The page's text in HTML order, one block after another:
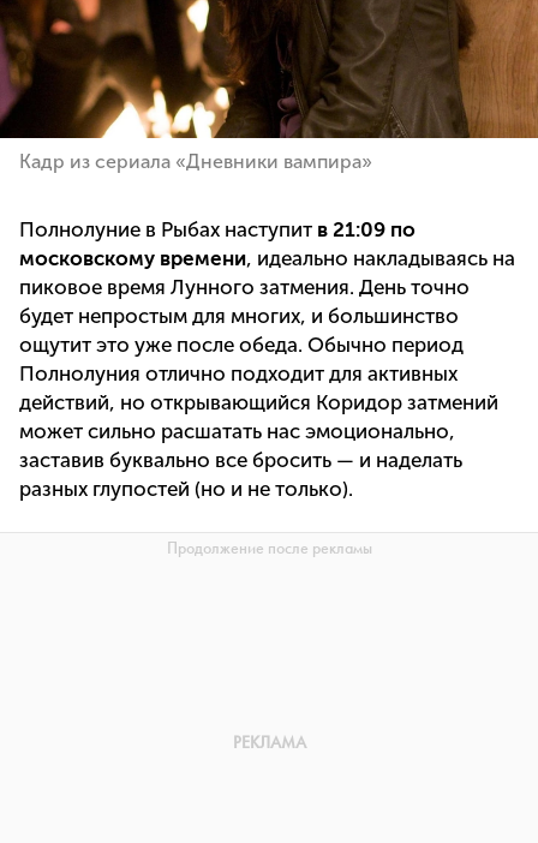
Кадр из сериала «Дневники вампира»
Полнолуние в Рыбах наступит в 21:09 по
московскому времени, идеально накладываясь на
пиковое время Лунного затмения. День точно
будет непростым для многих, и большинство
ощутит это уже после обеда. Обычно период
Полнолуния отлично подходит для активных
действий, но открывающийся Коридор затмений
может сильно расшатать нас эмоционально,
заставив буквально все бросить — и наделать
разных глупостей (но и не только).